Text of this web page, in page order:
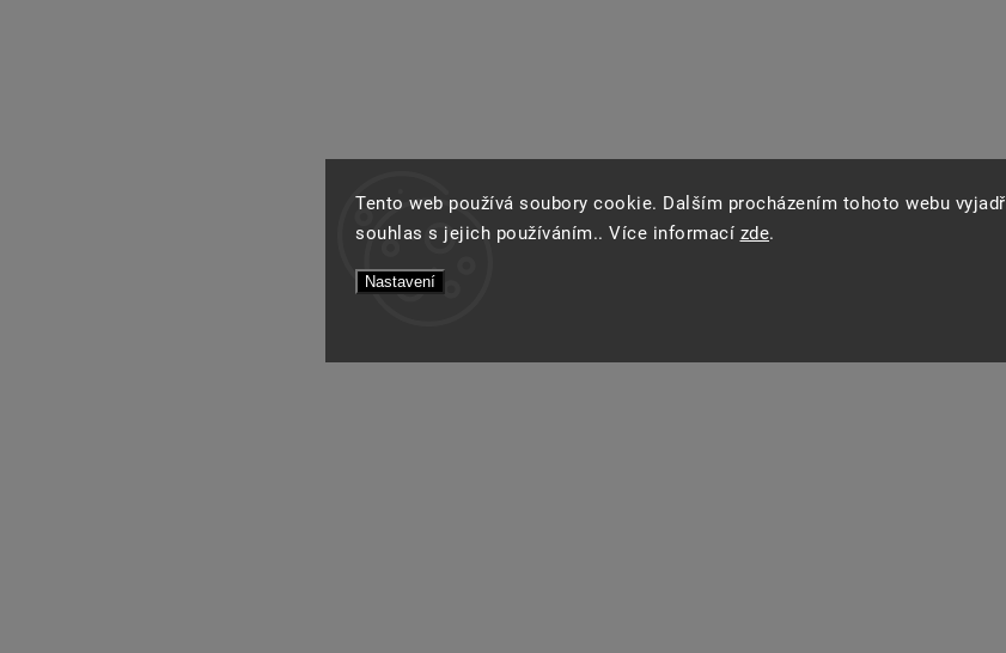
Tento web používá soubory cookie. Dalším procházením tohoto webu
souhlas s jejich používáním.. Více informací zde.
Nastavení